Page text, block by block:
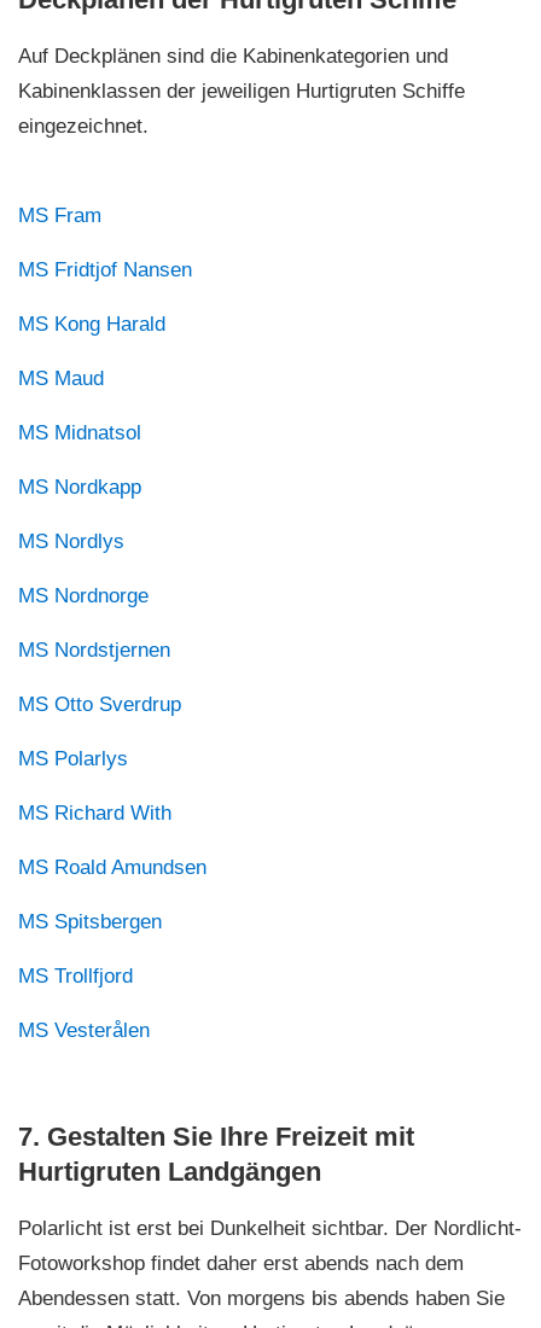
Auf Deckplänen sind die Kabinenkategorien und
Kabinenklassen der jeweiligen Hurtigruten Schiffe
eingezeichnet.
MS Fram
MS Fridtjof Nansen
MS Kong Harald
MS Maud
MS Midnatsol
MS Nordkapp
MS Nordlys
MS Nordnorge
MS Nordstjernen
MS Otto Sverdrup
MS Polarlys
MS Richard With
MS Roald Amundsen
MS Spitsbergen
MS Trollfjord
MS Vesterålen
7. Gestalten Sie Ihre Freizeit mit
Hurtigruten Landgängen
Polarlicht ist erst bei Dunkelheit sichtbar. Der Nordlicht-
Fotoworkshop findet daher erst abends nach dem
Abendessen statt. Von morgens bis abends haben Sie